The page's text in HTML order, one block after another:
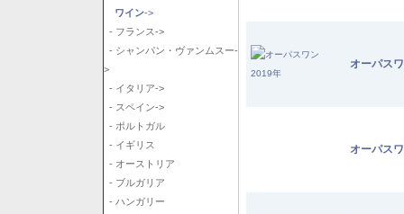
ワイン->
- フランス->
- シャンパン・ヴァンムスー-
>
- イタリア->
- スペイン->
- ポルトガル
- イギリス
- オーストリア
- ブルガリア
- ハンガリー
オーパス
オーパス